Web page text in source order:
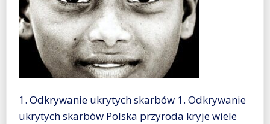
1. Odkrywanie ukrytych skarbów 1. Odkrywanie
ukrytych skarbów Polska przyroda kryje wiele